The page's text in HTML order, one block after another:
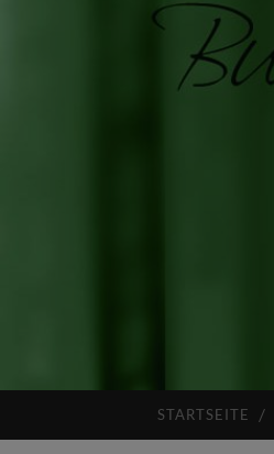
STARTSEITE